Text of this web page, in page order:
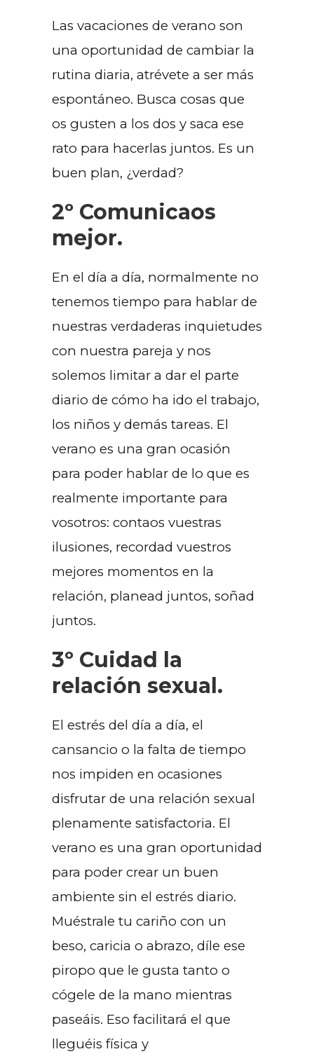
Las vacaciones de verano son
una oportunidad de cambiar la
rutina diaria, atrévete a ser más
espontáneo. Busca cosas que
os gusten a los dos y saca ese
rato para hacerlas juntos. Es un
buen plan, ¿verdad?
2º Comunicaos
mejor.
En el día a día, normalmente no
tenemos tiempo para hablar de
nuestras verdaderas inquietudes
con nuestra pareja y nos
solemos limitar a dar el parte
diario de cómo ha ido el trabajo,
los niños y demás tareas. El
verano es una gran ocasión
para poder hablar de lo que es
realmente importante para
vosotros: contaos vuestras
ilusiones, recordad vuestros
mejores momentos en la
relación, planead juntos, soñad
juntos.
3º Cuidad la
relación sexual.
El estrés del día a día, el
cansancio o la falta de tiempo
nos impiden en ocasiones
disfrutar de una relación sexual
plenamente satisfactoria. El
verano es una gran oportunidad
para poder crear un buen
ambiente sin el estrés diario.
Muéstrale tu cariño con un
beso, caricia o abrazo, díle ese
piropo que le gusta tanto o
cógele de la mano mientras
paseáis. Eso facilitará el que
lleguéis física y